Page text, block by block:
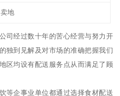
地
司经过数十年的苦心经营与努力开
独到见解及对市场的准确把握我们
区均设有配送服务点从而满足了顾
等企事业单位都通过选择食材配送